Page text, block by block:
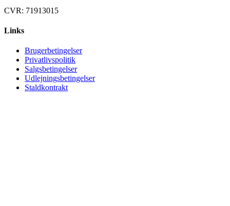
CVR: 71913015
Links
Brugerbetingelser
Privatlivspolitik
Salgsbetingelser
Udlejningsbetingelser
Staldkontrakt